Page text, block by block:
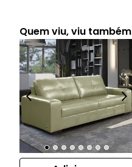
Quem viu, viu também